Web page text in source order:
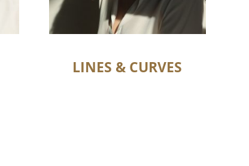
LINES & CURVES